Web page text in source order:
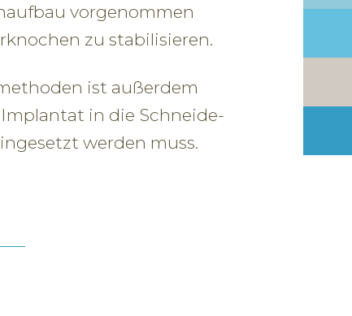
vorgenommen
zu stabilisieren.
ist außerdem
in die Schneide-
werden muss.